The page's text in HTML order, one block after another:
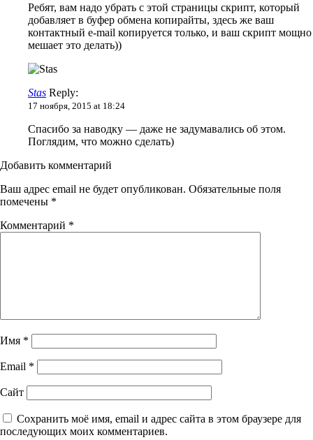
Ребят, вам надо убрать с этой страницы скрипт, который
добавляет в буфер обмена копирайты, здесь же ваш
контактный e-mail копируется только, и ваш скрипт мощно
мешает это делать))
Stas Reply:
17 ноября, 2015 at 18:24
Спасибо за наводку — даже не задумавались об этом.
Поглядим, что можно сделать)
Добавить комментарий
Ваш адрес email не будет опубликован. Обязательные поля
помечены *
Комментарий *
Имя *
Email *
Сайт
Сохранить моё имя, email и адрес сайта в этом браузере для
последующих моих комментариев.